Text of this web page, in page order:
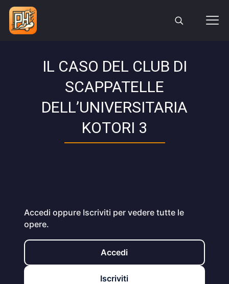
IL CASO DEL CLUB DI
SCAPPATELLE
DELL’UNIVERSITARIA
KOTORI 3
Accedi oppure Iscriviti per vedere tutte le
opere.
Accedi
Iscriviti